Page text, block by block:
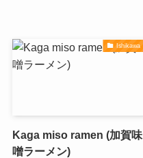
Ishikawa
Kaga miso ramen (加賀味
噌ラーメン)